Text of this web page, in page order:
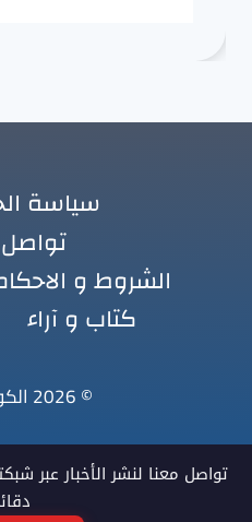
سياسة
الشروط و
كتاب و آراء
© 2026 الكويت بوست
تواصل معنا لنشر الأخبار عبر